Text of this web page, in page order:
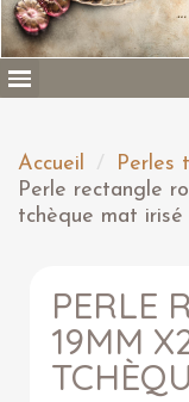
Accueil
Perles
Perle rectangle
tchèque mat irisé
PERLE
19MM